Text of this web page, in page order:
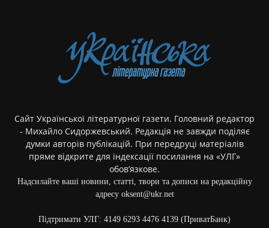
Сайт Української літературної газети. Головний редактор
- Михайло Сидоржевський. Редакція не завжди поділяє
думки авторів публікацій. При передруці матеріалів
пряме відкрите для індексації посилання на «УЛГ»
обов’язкове.
Надсилайте ваші новини, статті, твори та дописи на редакційну
адресу oksent@ukr.net
Підтримати УЛГ: 4149 6293 4476 4139 (ПриватБанк)